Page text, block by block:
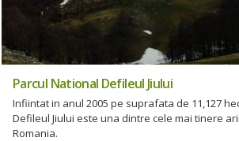
Parcul National Defileul Jiului
Infiintat in anul 2005 pe suprafata de 11,127
Defileul Jiului este una dintre cele mai tinere
Romania.